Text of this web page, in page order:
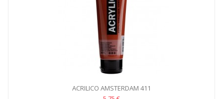
ACRILICO AMSTERDAM 411